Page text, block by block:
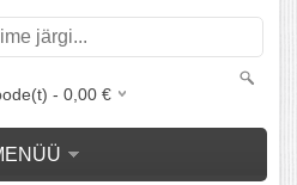
- 0,00€